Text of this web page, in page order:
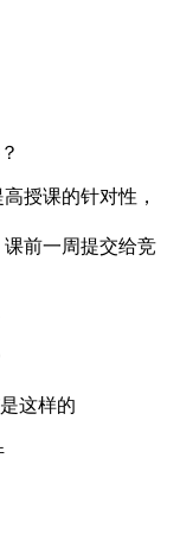
授课的针对性，
前一周提交给竞
这样的